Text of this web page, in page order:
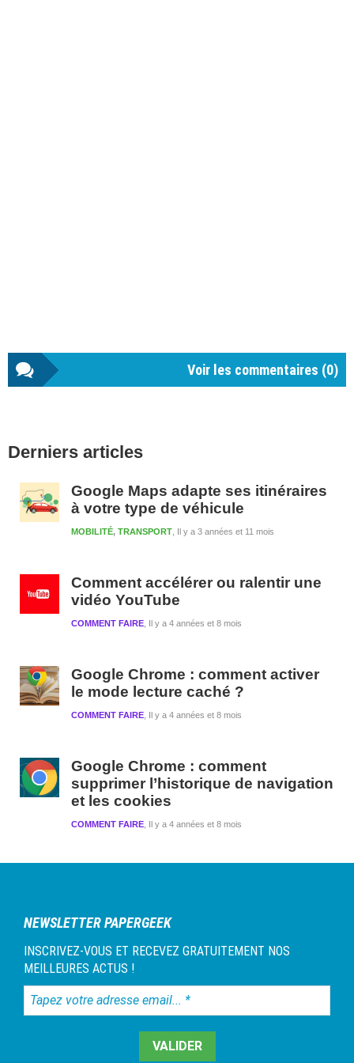
Voir les commentaires (0)
latérale
Derniers articles
Google Maps adapte ses itinéraires
à votre type de véhicule
Il y a 3 années et 11 mois
MOBILITÉ, TRANSPORT
Comment accélérer ou ralentir une
vidéo YouTube
Il y a 4 années et 8 mois
COMMENT FAIRE
Google Chrome : comment activer
le mode lecture caché ?
Il y a 4 années et 8 mois
COMMENT FAIRE
Google Chrome : comment
supprimer l’historique de navigation
et les cookies
Il y a 4 années et 8 mois
COMMENT FAIRE
NEWSLETTER PAPERGEEK
INSCRIVEZ-VOUS ET RECEVEZ GRATUITEMENT NOS
MEILLEURES ACTUS !
Tapez
votre